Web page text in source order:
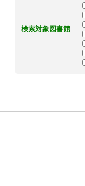
検索対象図書館